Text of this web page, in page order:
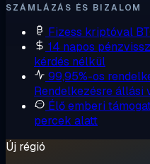
SZÁMLÁZÁS ÉS BIZALOM
Fizess kriptóval
14 napos
kérdés nélkül
99,95%-os
Rendelkezésre állási
Élő emberi
percek alatt
Új régió